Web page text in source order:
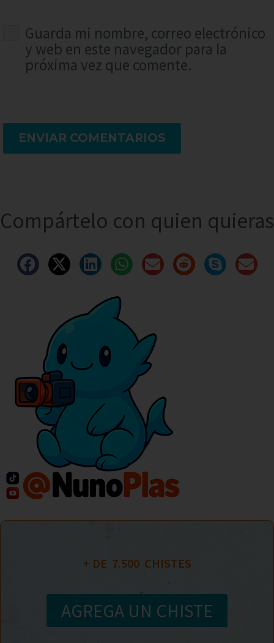
Guarda mi nombre, correo electrónico
y web en este navegador para la
próxima vez que comente.
ENVIAR COMENTARIOS
Compártelo con quien quieras
+ DE 7.500
  CHISTES
AGREGA UN CHISTE